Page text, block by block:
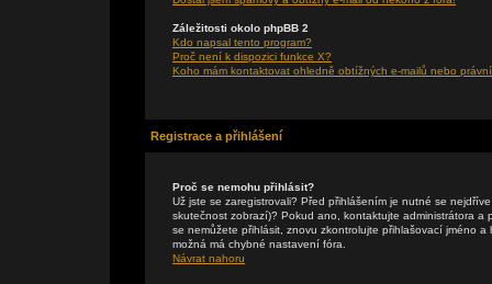
Záležitosti okolo phpBB 2
Kdo napsal tento program?
Proč není k dispozici funkce X?
Koho mám kontaktovat ohledně obtížných e-mailů nebo
Registrace a přihlášení
Proč se nemohu přihlásit?
Už jste se zaregistrovali? Před přihlášením je nutné se
skutečnost zobrazí)? Pokud ano, kontaktujte administrátora
se nemůžete přihlásit, znovu zkontrolujte přihlašovací jméno
možná má chybné nastavení fóra.
Návrat nahoru